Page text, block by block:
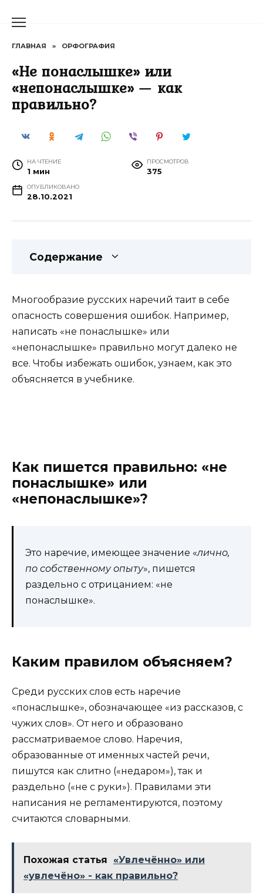
ГЛАВНАЯ » ОРФОГРАФИЯ
«Не понаслышке» или
«непонаслышке» — как
правильно?
НА ЧТЕНИЕ
1 мин
ПРОСМОТРОВ
375
ОПУБЛИКОВАНО
28.10.2021
Содержание
Многообразие русских наречий таит в себе
опасность совершения ошибок. Например,
написать «не понаслышке» или
«непонаслышке» правильно могут далеко не
все. Чтобы избежать ошибок, узнаем, как это
объясняется в учебнике.
Как пишется правильно: «не
понаслышке» или
«непонаслышке»?
Это наречие, имеющее значение «лично,
по собственному опыту», пишется
раздельно с отрицанием: «не
понаслышке».
Каким правилом объясняем?
Среди русских слов есть наречие
«понаслышке», обозначающее «из рассказов, с
чужих слов». От него и образовано
рассматриваемое слово. Наречия,
образованные от именных частей речи,
пишутся как слитно («недаром»), так и
раздельно («не с руки»). Правилами эти
написания не регламентируются, поэтому
считаются словарными.
Похожая статья
«Увлечённо» или
«увлечёно» - как правильно?